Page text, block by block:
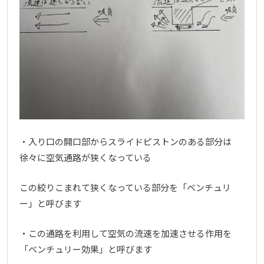
・入り口の開口部からスライドピストンのある部分は
徐々に空気通路が狭くなっている
この絞りこまれて狭くなっている部分を「ベンチュリ
ー」と呼びます
・この通路を利用して空気の流速を加速させる作用を
「ベンチュリー効果」と呼びます